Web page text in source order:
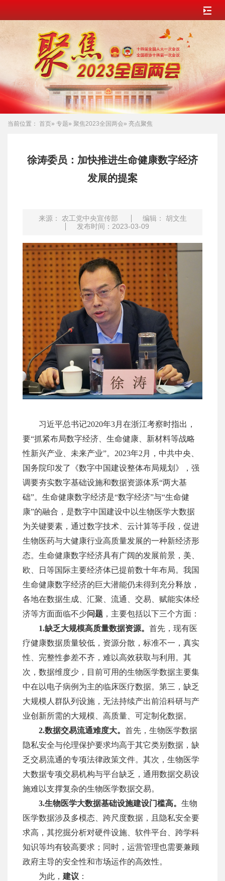
当前位置： 首页» 专题» 聚焦2023全国两会» 亮点聚焦
徐涛委员：加快推进生命健康数字经济
发展的提案
来源： 农工党中央宣传部
编辑： 胡文生
发布时间：2023-03-09
习近平总书记2020年3月在浙江考察时指出，
要“抓紧布局数字经济、生命健康、新材料等战略
性新兴产业、未来产业”。2023年2月，中共中央、
国务院印发了《数字中国建设整体布局规划》，强
调要夯实数字基础设施和数据资源体系“两大基
础”。生命健康数字经济是“数字经济”与“生命健
康”的融合，是数字中国建设中以生物医学大数据
为关键要素，通过数字技术、云计算等手段，促进
生物医药与大健康行业高质量发展的一种新经济形
态。生命健康数字经济具有广阔的发展前景，美、
欧、日等国际主要经济体已提前数十年布局。我国
生命健康数字经济的巨大潜能仍未得到充分释放，
各地在数据生成、汇聚、流通、交易、赋能实体经
济等方面面临不少问题 ，主要包括以下三个方面：
1.缺乏大规模高质量数据资源。 首先，现有医
疗健康数据质量较低，资源分散，标准不一，真实
性、完整性参差不齐，难以高效获取与利用。其
次，数据维度少，目前可用的生物医学数据主要集
中在以电子病例为主的临床医疗数据。第三，缺乏
大规模人群队列设施，无法持续产出前沿科研与产
业创新所需的大规模、高质量、可定制化数据。
2.数据交易流通难度大。 首先，生物医学数据
隐私安全与伦理保护要求均高于其它类别数据，缺
乏交易流通的专项法律政策文件。其次，生物医学
大数据专项交易机构与平台缺乏，通用数据交易设
施难以支撑复杂的生物医学数据交易。
3.生物医学大数据基础设施建设门槛高。 生物
医学数据涉及多模态、跨尺度数据，且隐私安全要
求高，其挖掘分析对硬件设施、软件平台、跨学科
知识等均有较高要求；同时，运营管理也需要兼顾
政府主导的安全性和市场运作的高效性。
为此， 建议 ：